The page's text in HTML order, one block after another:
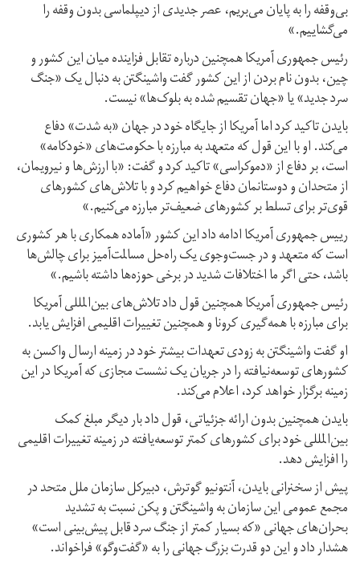
بی‌وقفه را به پایان می‌بریم، عصر جدیدی از دیپلماسی بدون وقفه را
می‌گشاییم.»
رئیس جمهوری آمریکا همچنین درباره تقابل فزاینده میان این کشور و
چین، بدون نام بردن از این کشور گفت واشینگتن به دنبال یک «جنگ
سرد جدید» یا «جهان تقسیم شده به بلوک‌ها» نیست.
بایدن تاکید کرد اما آمریکا از جایگاه خود در جهان «به شدت» دفاع
می‌کند. او با این قول که متعهد به مبارزه با حکومت‌های «خودکامه»
است، بر دفاع از «دموکراسی» تاکید کرد و گفت: «با ارزش‌ها و نیرویمان،
از متحدان و دوستانمان دفاع خواهیم کرد و با تلاش‌های کشورهای
قوی‌تر برای تسلط بر کشورهای ضعیف‌تر مبارزه می‌کنیم.»
رییس جمهوری آمریکا ادامه داد این کشور «آماده همکاری با هر کشوری
است که متعهد و در جست‌وجوی یک راه‌حل مسالمت‌آمیز برای چالش‌ها
باشد، حتی اگر ما اختلافات شدید در برخی حوزه‌ها داشته باشیم.»
رئیس جمهوری آمریکا همچنین قول داد تلاش‌های بین‌المللی آمریکا
برای مبارزه با همه‌گیری کرونا و همچنین تغییرات اقلیمی افزایش یابد.
او گفت واشینگتن به زودی تعهدات بیشتر خود در زمینه ارسال واکسن به
کشورهای توسعه‌نیافته را در جریان یک نشست مجازی که آمریکا در این
زمینه برگزار خواهد کرد، اعلام می‌کند.
بایدن همچنین بدون ارائه جزئیاتی، قول داد بار دیگر مبلغ کمک
بین‌المللی خود برای کشورهای کمتر توسعه‌یافته در زمینه تغییرات اقلیمی
را افزایش دهد.
پیش از سخنرانی بایدن، آنتونیو گوترش، دبیرکل سازمان ملل متحد در
مجمع عمومی این سازمان به واشینگتن و پکن نسبت به تشدید
بحران‌های جهانی «که بسیار کمتر از جنگ سرد قابل پیش‌بینی است»
هشدار داد و این دو قدرت بزرگ جهانی را به «گفت‌وگو» فراخواند.